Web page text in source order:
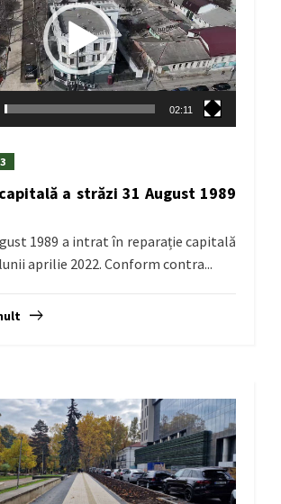
02:11
a străzi 31 August 1989
1989 a intrat în reparație capitală
aprilie 2022. Conform contra...